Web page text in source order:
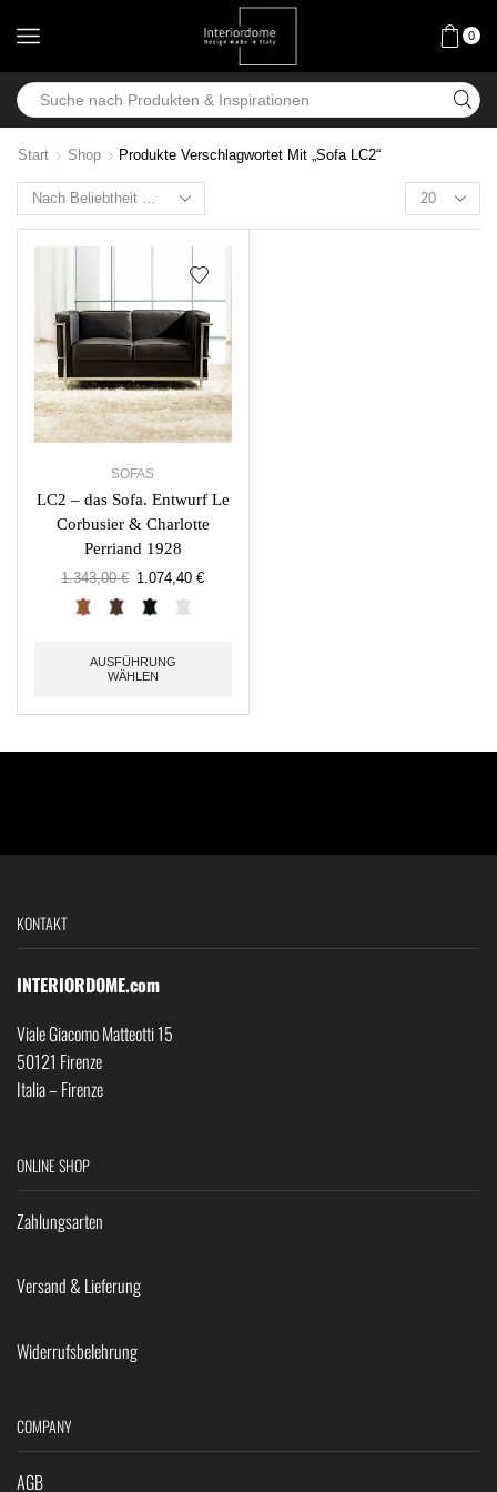
0
Start Shop Produkte Verschlagwortet Mit „Sofa LC2“
SOFAS
LC2 – das Sofa. Entwurf Le
Corbusier & Charlotte
Perriand 1928
1.343,00€ 1.074,40€
AUSFÜHRUNG
WÄHLEN
KONTAKT
INTERIORDOME.com
Viale Giacomo Matteotti 15
50121 Firenze
Italia – Firenze
ONLINE SHOP
Zahlungsarten
Versand & Lieferung
Widerrufsbelehrung
COMPANY
AGB